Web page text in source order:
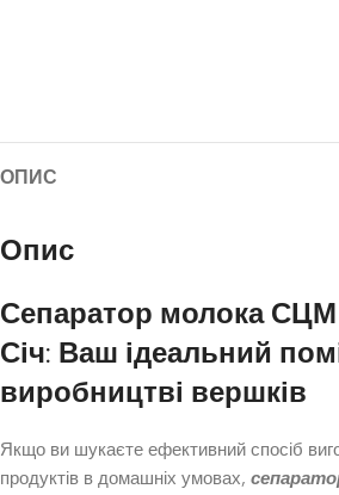
ОПИС
Опис
Сепаратор молока СЦМ
Січ: Ваш ідеальний
виробництві вершків
Якщо ви шукаєте ефективний спосіб
продуктів в домашніх умовах,